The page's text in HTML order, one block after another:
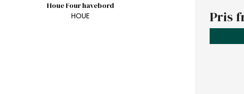
Houe Four havebord
HOUE
Pris